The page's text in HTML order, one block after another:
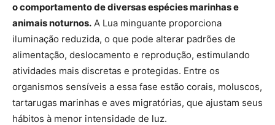
o comportamento de diversas espécies marinhas e
animais noturnos. A Lua minguante proporciona
iluminação reduzida, o que pode alterar padrões de
alimentação, deslocamento e reprodução, estimulando
atividades mais discretas e protegidas. Entre os
organismos sensíveis a essa fase estão corais, moluscos,
tartarugas marinhas e aves migratórias, que ajustam seus
hábitos à menor intensidade de luz.